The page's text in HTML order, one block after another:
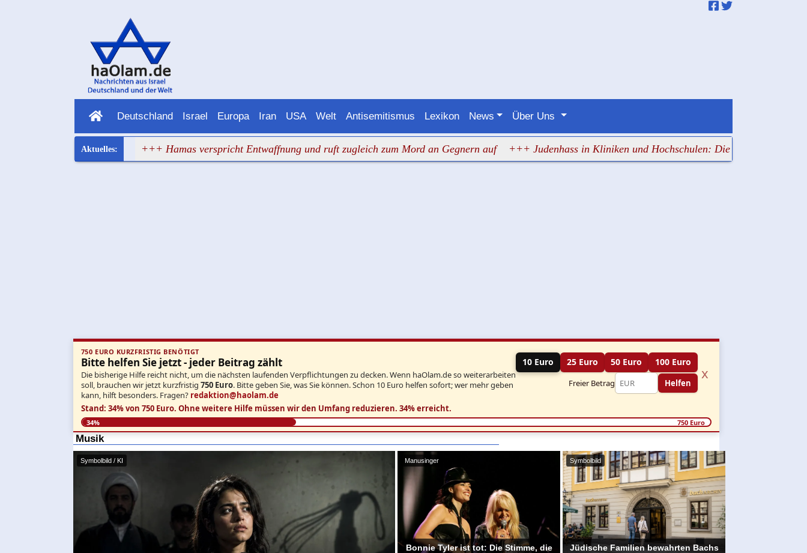
Deutschland Israel Europa Iran USA Welt Antisemitismus Lexikon News Über Uns
hat wieder versagt +++ Hamas verspricht Entwaffnung und ruft zugleich zum Mord an Gegnern auf +++ Judenhass in Kliniken und Hochschulen: Die Verantwortlichen
750 EURO KURZFRISTIG BENÖTIGT
Bitte helfen Sie jetzt - jeder Beitrag zählt
Die bisherige Hilfe reicht nicht, um die nächsten laufenden Verpflichtungen zu decken. Wenn haOlam.de so weiterarbeiten
soll, brauchen wir jetzt kurzfristig 750 Euro. Bitte geben Sie, was Sie können. Schon 10 Euro helfen sofort; wer mehr geben
kann, hilft besonders. Fragen? redaktion@haolam.de
10 Euro 25 Euro 50 Euro 100 Euro
Freier Betrag Helfen
x
Stand: 34% von 750 Euro. Ohne weitere Hilfe müssen wir den Umfang reduzieren. 34% erreicht.
34% 750 Euro
Musik
Symbolbild / KI Manusinger
Bonnie Tyler ist tot: Die Stimme, die
Symbolbild
Jüdische Familien bewahrten Bachs